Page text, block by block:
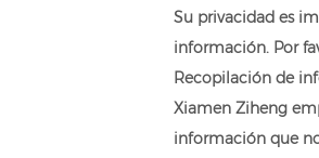
Su privacidad es
información. Por
Recopilación de
Xiamen Ziheng
información que